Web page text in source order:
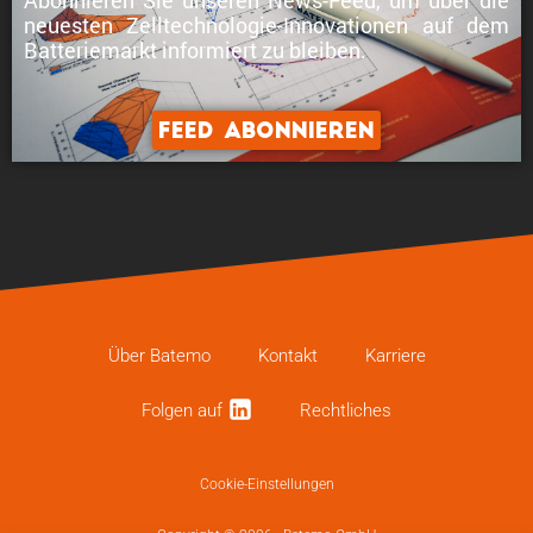
neuesten Zelltechnologie-Innovationenauf dem
Batteriemarkt informiert zu bleiben.
Feed abonnieren
Über Batemo Kontakt Karriere
Folgen auf Recht­li­ches
Cookie-Einstellungen